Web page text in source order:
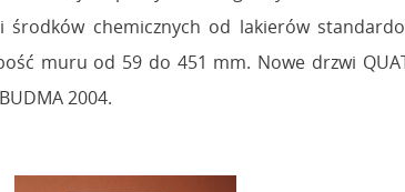
chemicznych od lakierów
muru od 59 do 451 mm. Nowe drzwi
2004.